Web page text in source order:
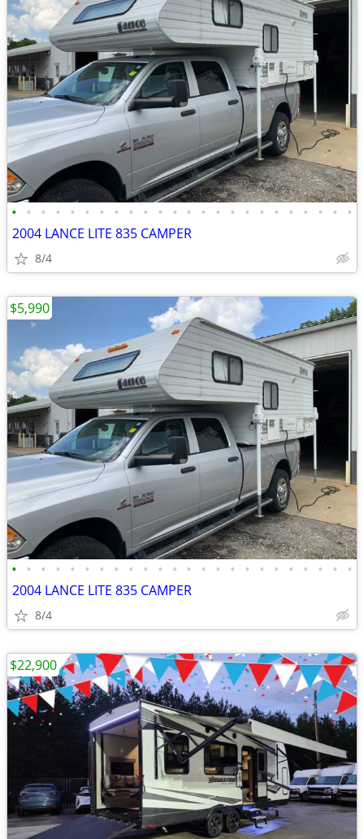
• • • • • • • • • • • • • • • • • • • • • • • •
2004 LANCE LITE 835 CAMPER
8/4
• • • • • • • • • • • • • • • • • • • • • • • •
2004 LANCE LITE 835 CAMPER
8/4
$5,990
$22,900